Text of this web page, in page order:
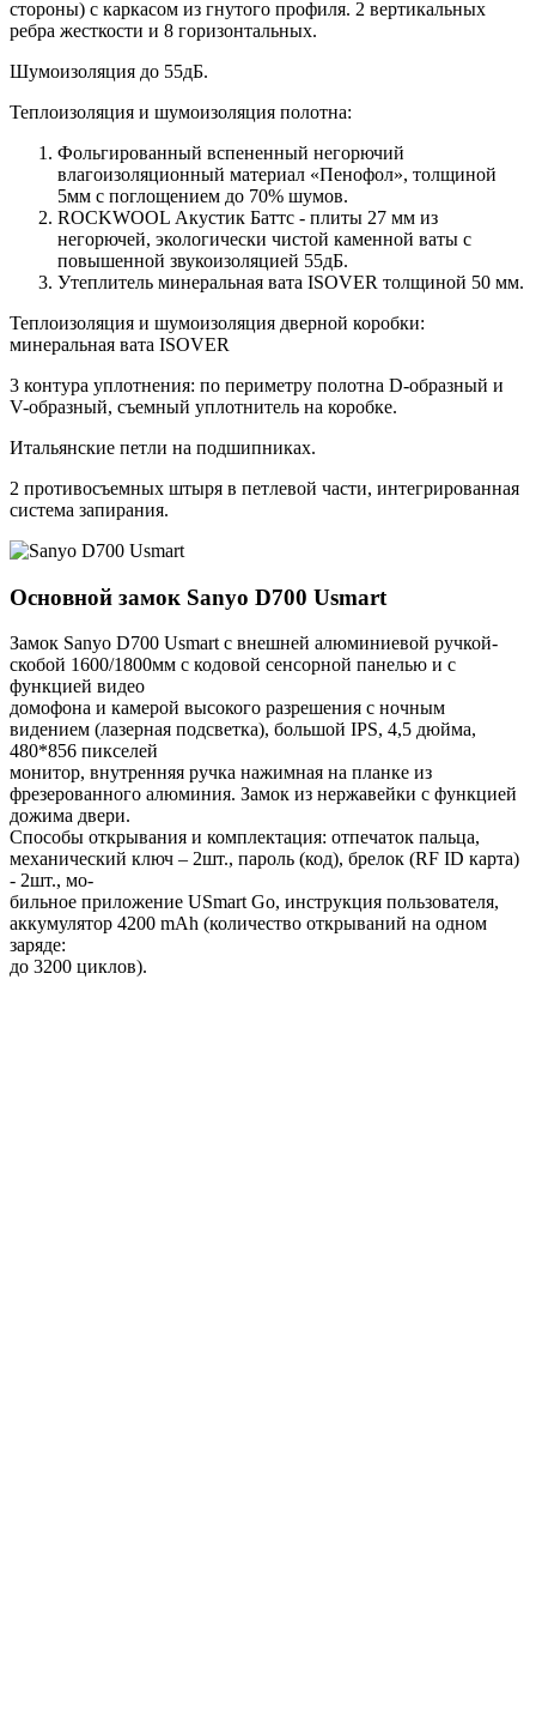
стороны) c каркасом из гнутого профиля. 2 вертикальных
ребра жесткости и 8 горизонтальных.
Шумоизоляция до 55дБ.
Теплоизоляция и шумоизоляция полотна:
Фольгированный вспененный негорючий
влагоизоляционный материал «Пенофол», толщиной
5мм с поглощением до 70% шумов.
ROCKWOOL Акустик Баттс - плиты 27 мм из
негорючей, экологически чистой каменной ваты с
повышенной звукоизоляцией 55дБ.
Утеплитель минеральная вата ISOVER толщиной 50 мм.
Теплоизоляция и шумоизоляция дверной коробки:
минеральная вата ISOVER
3 контура уплотнения: по периметру полотна D-образный и
V-образный, съемный уплотнитель на коробке.
Итальянские петли на подшипниках.
2 противосъемных штыря в петлевой части, интегрированная
система запирания.
Основной замок Sanyo D700 Usmart
Замок Sanyo D700 Usmart с внешней алюминиевой ручкой-
скобой 1600/1800мм с кодовой сенсорной панелью и с
функцией видео
домофона и камерой высокого разрешения с ночным
видением (лазерная подсветка), большой IPS, 4,5 дюйма,
480*856 пикселей
монитор, внутренняя ручка нажимная на планке из
фрезерованного алюминия. Замок из нержавейки с функцией
дожима двери.
Способы открывания и комплектация: отпечаток пальца,
механический ключ – 2шт., пароль (код), брелок (RF ID карта)
- 2шт., мо-
бильное приложение USmart Go, инструкция пользователя,
аккумулятор 4200 mAh (количество открываний на одном
заряде:
до 3200 циклов).